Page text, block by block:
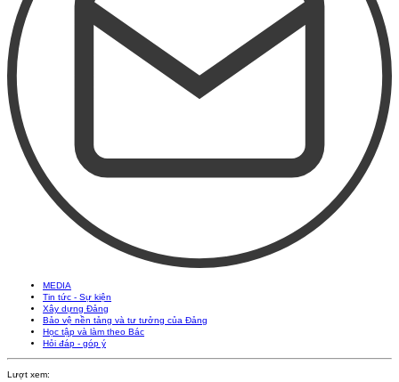
MEDIA
Tin tức - Sự kiện
Xây dựng Đảng
Bảo vệ nền tảng và tư tưởng của Đảng
Học tập và làm theo Bác
Hỏi đáp - góp ý
Lượt xem: